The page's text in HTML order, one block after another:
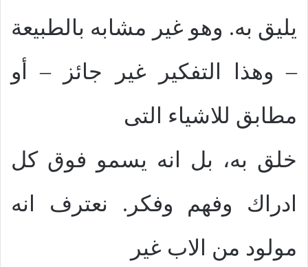
يليق به. وهو غير مشابه بالطبيعة
– وهذا التفكير غير جائز – أو
مطابق للاشياء التى
خلق به، بل انه يسمو فوق كل
ادراك وفهم وفكر. نعترف انه
مولود من الاب غير